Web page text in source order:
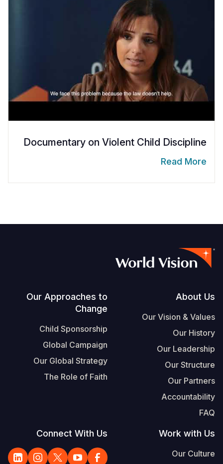
Documentary on Violent Child Discipline
Read More
Footer
About Us
Our Vision & Values
Our History
Our Leadership
Our Structure
Our Partners
Accountability
FAQ
Our Approaches to
Change
Child Sponsorship
Global Campaign
Our Global Strategy
The Role of Faith
Work with Us
Our Culture
Connect With Us